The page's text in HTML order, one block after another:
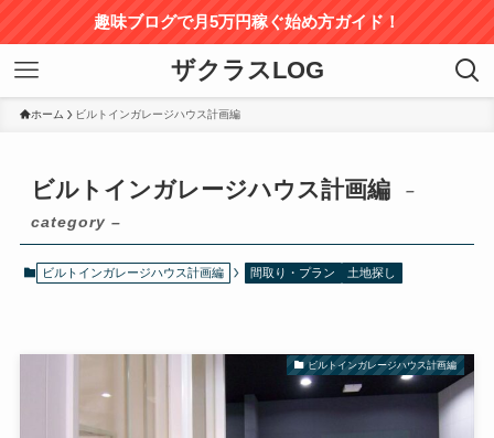
趣味ブログで月5万円稼ぐ始め方ガイド！
ザクラスLOG
ホーム ビルトインガレージハウス計画編
ビルトインガレージハウス計画編
–
category –
ビルトインガレージハウス計画編 間取り・プラン 土地探し
ビルトインガレージハウス計画編